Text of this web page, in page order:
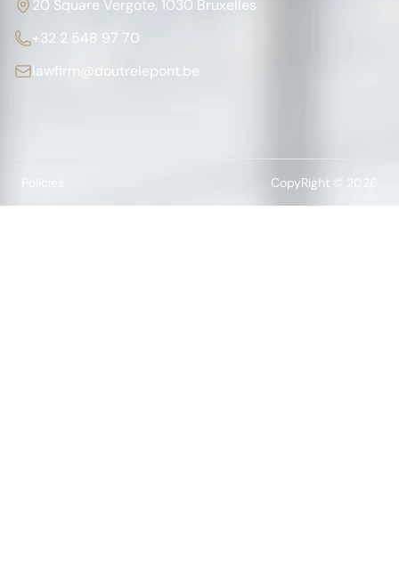
20 Square Vergote, 1030 Bruxelles
+32 2 548 97 70
lawfirm@doutrelepont.be
Policies CopyRight © 2026